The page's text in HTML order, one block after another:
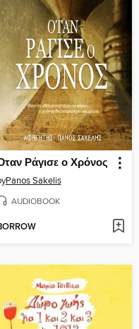
Ράγισε ο Χρόνος
Panos Sakelis
AUDIOBOOK